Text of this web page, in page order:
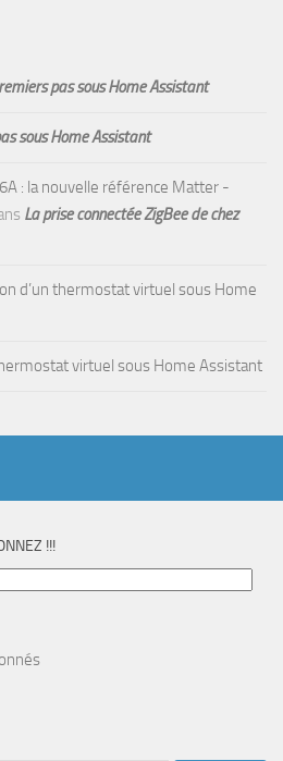
pas sous Home Assistant
sous Home Assistant
: la nouvelle référence Matter -
La prise connectée ZigBee de chez
d’un thermostat virtuel sous Home
virtuel sous Home Assistant
!!!